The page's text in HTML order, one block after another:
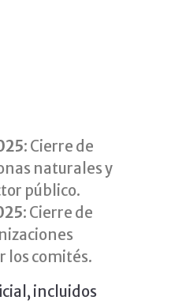
: Cierre de
naturales y
público.
: Cierre de
los comités.
incluidos